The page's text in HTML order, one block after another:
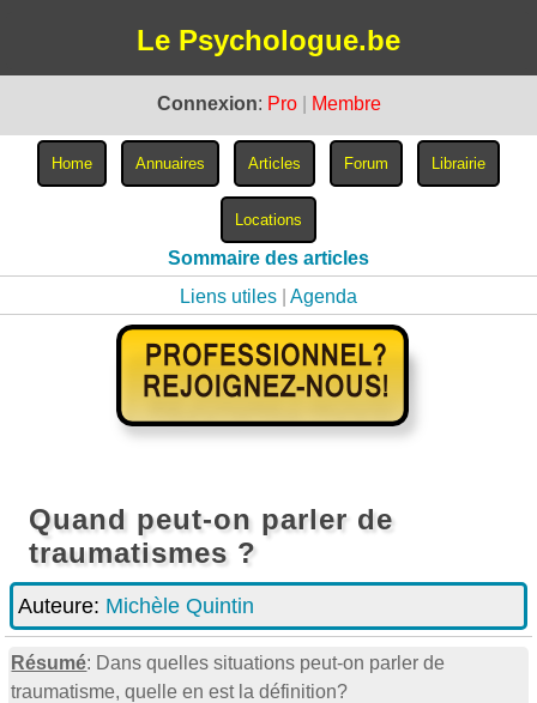
Le Psychologue.be
Connexion: Pro Membre
Sommaire des articles
Liens utiles
Agenda
Quand peut-on parler de
traumatismes ?
Auteure: Michèle Quintin
Résumé: Dans quelles situations peut-on parler de
traumatisme, quelle en est la définition?